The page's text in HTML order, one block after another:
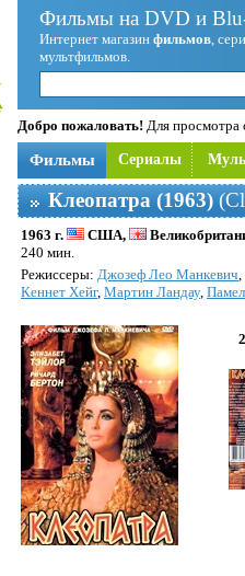
Фильмы на DVD и
Интернет магазин фильмов,
мультфильмов.
Добро пожаловать! Для просмотра
Фильмы Сериалы
Клеопатра (1963)
1963 г. США,
240 мин.
Режисcеры: Джозеф Лео Манкевич,
Кеннет Хейг, Мартин Ландау,